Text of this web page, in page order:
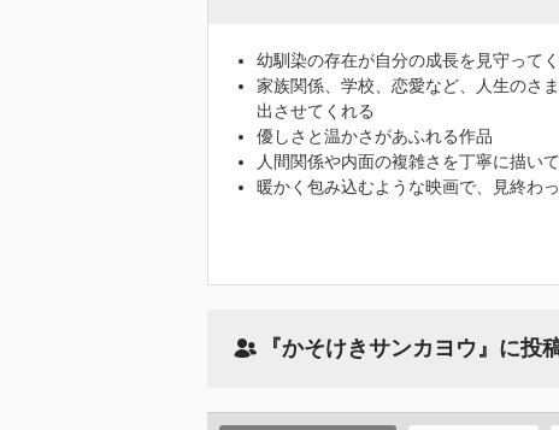
幼馴染の存在が自分の成長を見守って
家族関係、学校、恋愛など、人生のさ
出させてくれる
優しさと温かさがあふれる作品
人間関係や内面の複雑さを丁寧に描い
暖かく包み込むような映画で、見終わ
『かそけきサンカヨウ』に投